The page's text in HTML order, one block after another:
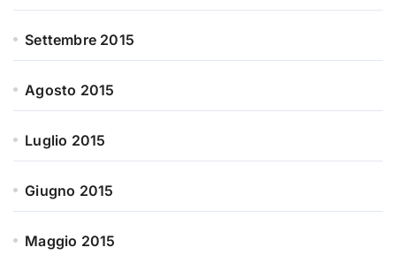
Settembre 2015
Agosto 2015
Luglio 2015
Giugno 2015
Maggio 2015